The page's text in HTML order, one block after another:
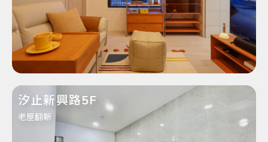
汐止新興路5F
老屋翻新